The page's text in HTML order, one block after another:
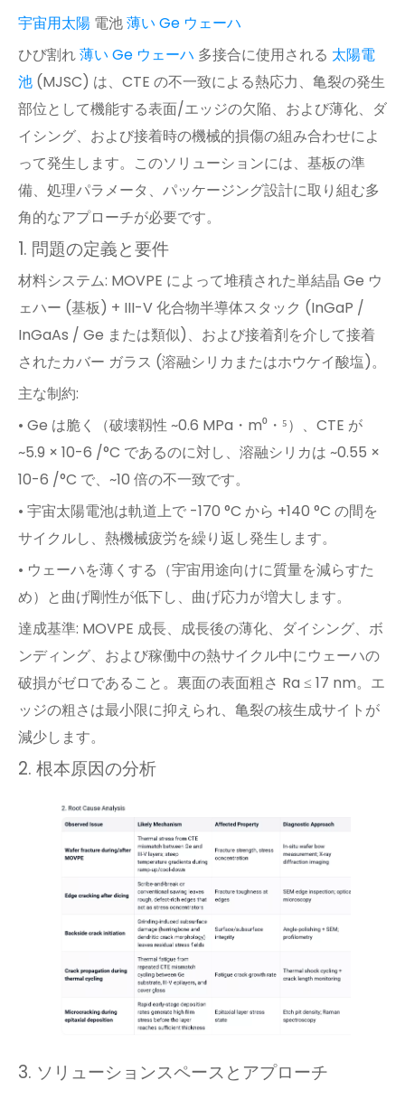
宇宙用太陽 電池薄い Ge ウェーハ
ひび割れ薄い Ge ウェーハ 多接合に使用される 太陽電
池 (MJSC) は、CTE の不一致による熱応力、亀裂の発生
部位として機能する表面/エッジの欠陥、および薄化、ダ
イシング、および接着時の機械的損傷の組み合わせによ
って発生します。このソリューションには、基板の準
備、処理パラメータ、パッケージング設計に取り組む多
角的なアプローチが必要です。
1. 問題の定義と要件
材料システム: MOVPE によって堆積された単結晶 Ge ウ
ェハー (基板) + III-V 化合物半導体スタック (InGaP /
InGaAs / Ge または類似)、および接着剤を介して接着
されたカバー ガラス (溶融シリカまたはホウケイ酸塩)。
主な制約:
• Ge は脆く（破壊靱性 ~0.6 MPa・m⁰・⁵）、CTE が
~5.9 × 10-6 /°C であるのに対し、溶融シリカは ~0.55 ×
10-6 /°C で、~10 倍の不一致です。
• 宇宙太陽電池は軌道上で -170 °C から +140 °C の間を
サイクルし、熱機械疲労を繰り返し発生します。
• ウェーハを薄くする（宇宙用途向けに質量を減らすた
め）と曲げ剛性が低下し、曲げ応力が増大します。
達成基準: MOVPE 成長、成長後の薄化、ダイシング、ボ
ンディング、および稼働中の熱サイクル中にウェーハの
破損がゼロであること。裏面の表面粗さ Ra ≤ 17 nm。エ
ッジの粗さは最小限に抑えられ、亀裂の核生成サイトが
減少します。
2. 根本原因の分析
3. ソリューションスペースとアプローチ